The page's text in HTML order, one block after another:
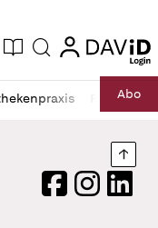
Ausgabe
Suche login
RechtAbo
FacebookInstagram